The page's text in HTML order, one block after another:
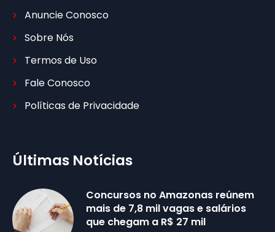
Anuncie Conosco
Sobre Nós
Termos de Uso
Fale Conosco
Políticas de Privacidade
Últimas Notícias
Concursos no Amazonas reúnem
mais de 7,8 mil vagas e salários
que chegam a R$ 27 mil